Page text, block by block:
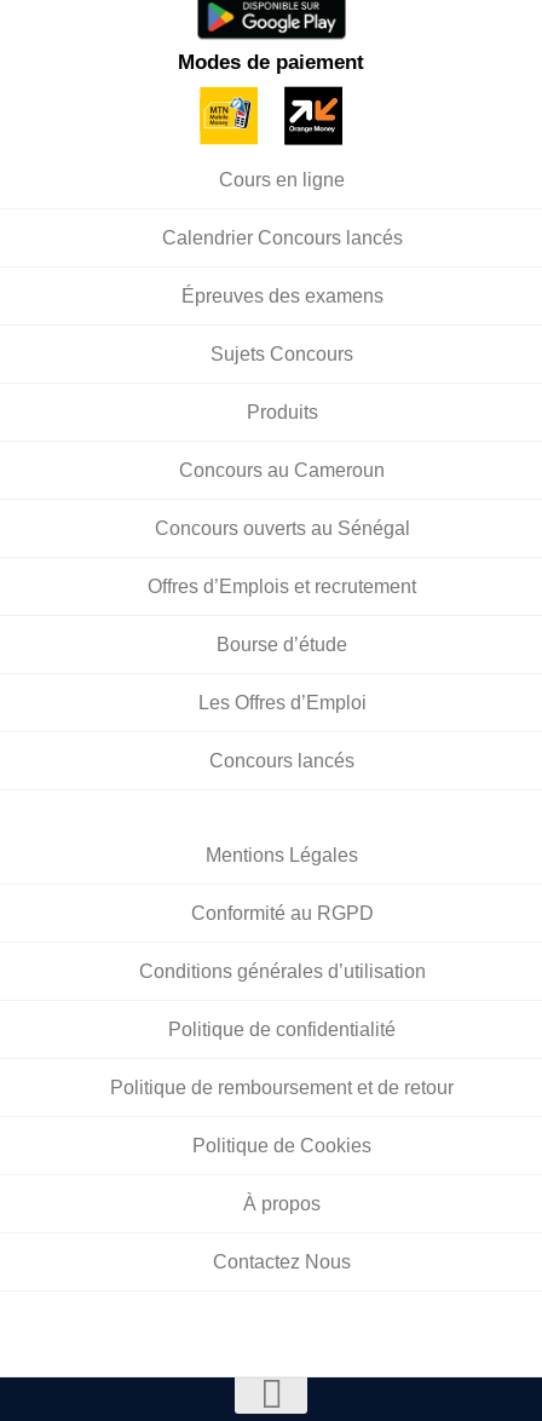
Modes de paiement
Cours en ligne
Calendrier Concours lancés
Épreuves des examens
Sujets Concours
Produits
Concours au Cameroun
Concours ouverts au Sénégal
Offres d’Emplois et recrutement
Bourse d’étude
Les Offres d’Emploi
Concours lancés
Mentions Légales
Conformité au RGPD
Conditions générales d’utilisation
Politique de confidentialité
Politique de remboursement et de retour
Politique de Cookies
À propos
Contactez Nous